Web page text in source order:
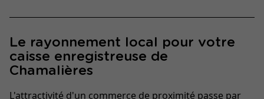
Le rayonnement local pour votre
caisse enregistreuse de
Chamalières
L'attractivité d'un commerce de proximité passe par